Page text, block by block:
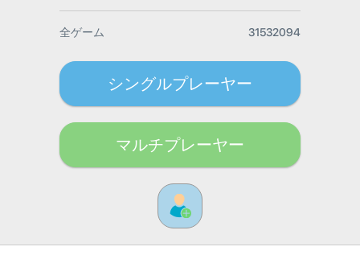
全ゲーム 31532094
シングルプレーヤー
マルチプレーヤー